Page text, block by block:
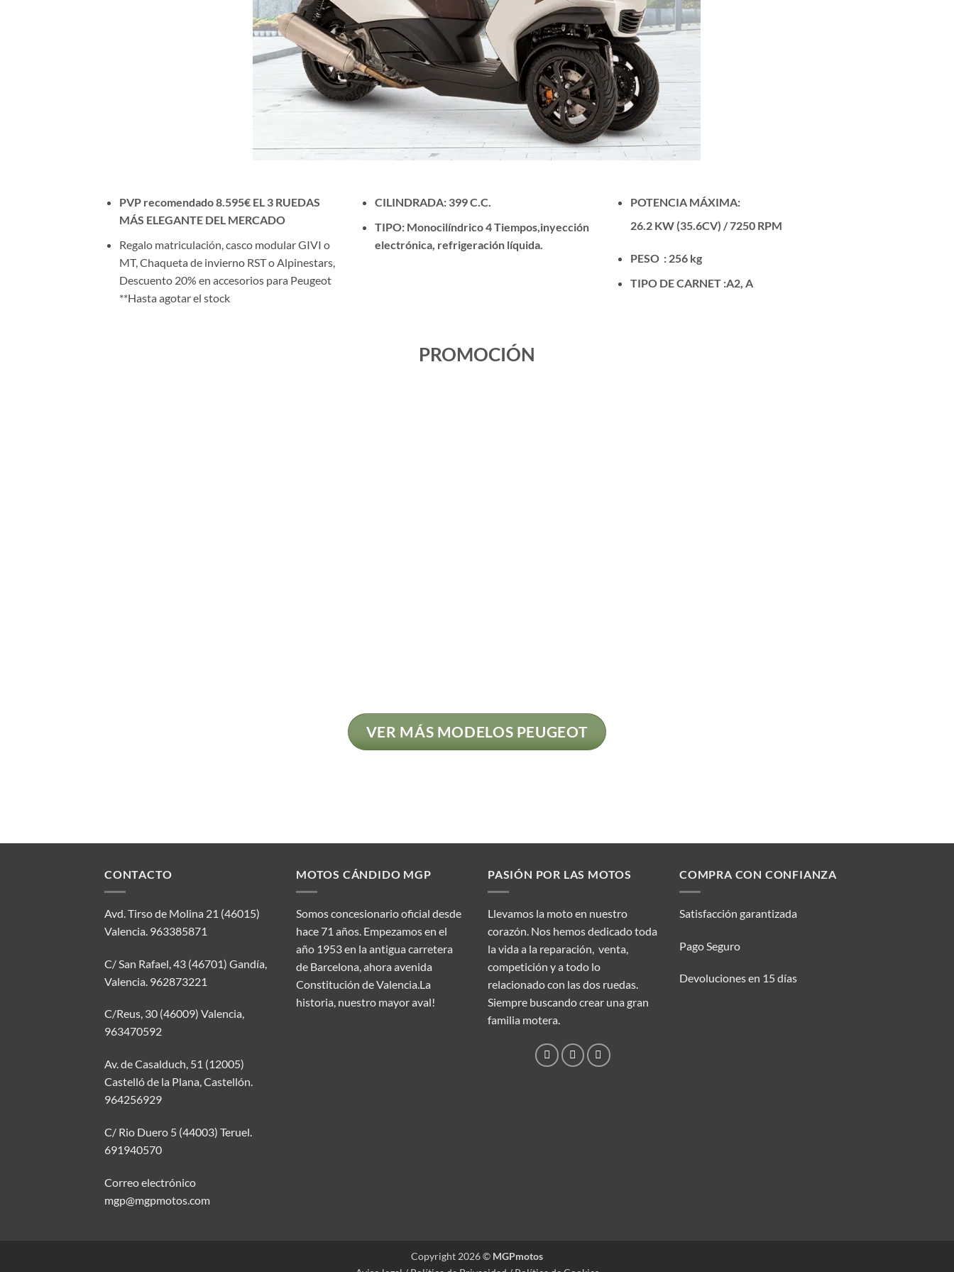
PVP recomendado 8.595€ EL 3 RUEDAS
MÁS ELEGANTE DEL MERCADO
Regalo matriculación, casco modular GIVI o
MT, Chaqueta de invierno RST o Alpinestars,
Descuento 20% en accesorios para Peugeot
**Hasta agotar el stock
CILINDRADA: 399 C.C.
TIPO: Monocilíndrico 4 Tiempos,inyección
electrónica, refrigeración líquida.
POTENCIA MÁXIMA:
26.2 KW (35.6CV) / 7250 RPM
PESO : 256 kg
TIPO DE CARNET :A2, A
PROMOCIÓN
VER MÁS MODELOS PEUGEOT
CONTACTO
Avd. Tirso de Molina 21 (46015)
Valencia. 963385871
C/ San Rafael, 43 (46701) Gandía,
Valencia. 962873221
C/Reus, 30 (46009) Valencia,
963470592
Av. de Casalduch, 51 (12005)
Castelló de la Plana, Castellón.
964256929
C/ Rio Duero 5 (44003) Teruel.
691940570
Correo electrónico
mgp@mgpmotos.com
MOTOS CÁNDIDO MGP
Somos concesionario oficial desde
hace 71 años. Empezamos en el
año 1953 en la antigua carretera
de Barcelona, ahora avenida
Constitución de Valencia.La
historia, nuestro mayor aval!
PASIÓN POR LAS MOTOS
Llevamos la moto en nuestro
corazón. Nos hemos dedicado toda
la vida a la reparación, venta,
competición y a todo lo
relacionado con las dos ruedas.
Siempre buscando crear una gran
familia motera.
COMPRA CON CONFIANZA
Satisfacción garantizada
Pago Seguro
Devoluciones en 15 días
Copyright 2026 © MGPmotos